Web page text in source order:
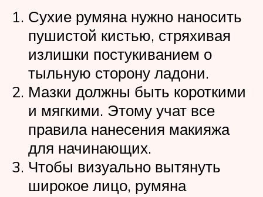
Сухие румяна нужно наносить
пушистой кистью, стряхивая
излишки постукиванием о
тыльную сторону ладони.
Мазки должны быть короткими
и мягкими. Этому учат все
правила нанесения макияжа
для начинающих.
Чтобы визуально вытянуть
широкое лицо, румяна